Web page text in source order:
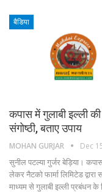
बैडिया
कपास में गुलाबी इल्ली
संगोष्ठी, बताए उपाय
MOHAN GURJAR Dec
सुनील पटल्या गुर्जर बेड़िया।
लेकर नैटको फार्मा लिमिटेड
माध्यम से गुलाबी इल्ली प्रबंधन